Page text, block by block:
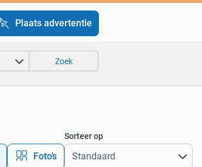
Plaats advertentie
Zoek
Foto’s
Sorteer op